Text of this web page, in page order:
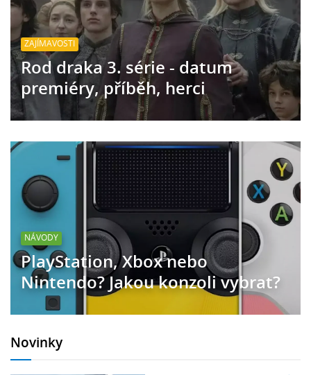
ZAJÍMAVOSTI
Rod draka 3. série - datum
premiéry, příběh, herci
NÁVODY
PlayStation, Xbox nebo
Nintendo? Jakou konzoli vybrat?
Novinky